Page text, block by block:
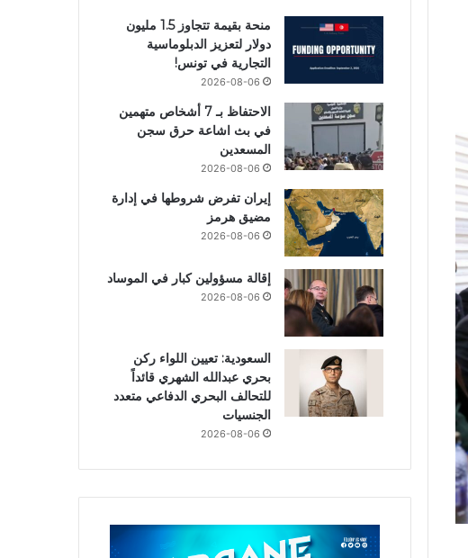
منحة بقيمة تتجاوز 1.5 مليون
دولار لتعزيز الدبلوماسية
التجارية في تونس!
2026-08-06
الاحتفاظ بـ 7 أشخاص متهمين
في بث اشاعة حرق سجن
المسعدين
2026-08-06
إيران تفرض شروطها في إدارة
مضيق هرمز
2026-08-06
إقالة مسؤولين كبار في الموساد
2026-08-06
السعودية: تعيين اللواء ركن
بحري عبدالله الشهري قائداً
للتحالف البحري الدفاعي متعدد
الجنسيات
2026-08-06